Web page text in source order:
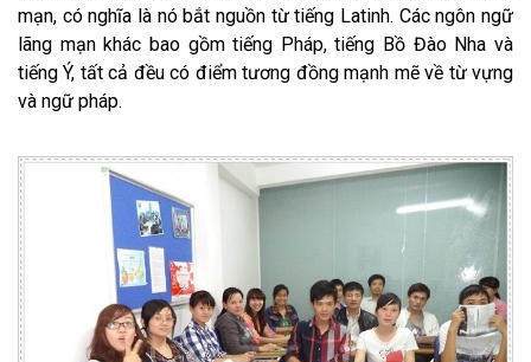
mạn, có nghĩa là nó bắt nguồn từ tiếng Latinh. Các ngôn ngữ
lãng mạn khác bao gồm tiếng Pháp, tiếng Bồ Đào Nha và
tiếng Ý, tất cả đều có điểm tương đồng mạnh mẽ về từ vựng
và ngữ pháp.